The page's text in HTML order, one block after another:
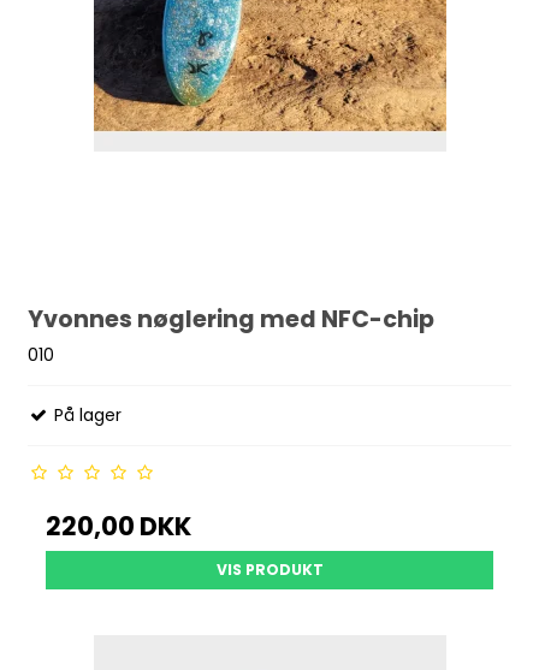
Yvonnes nøglering med NFC-chip
010
På lager
220,00 DKK
VIS PRODUKT